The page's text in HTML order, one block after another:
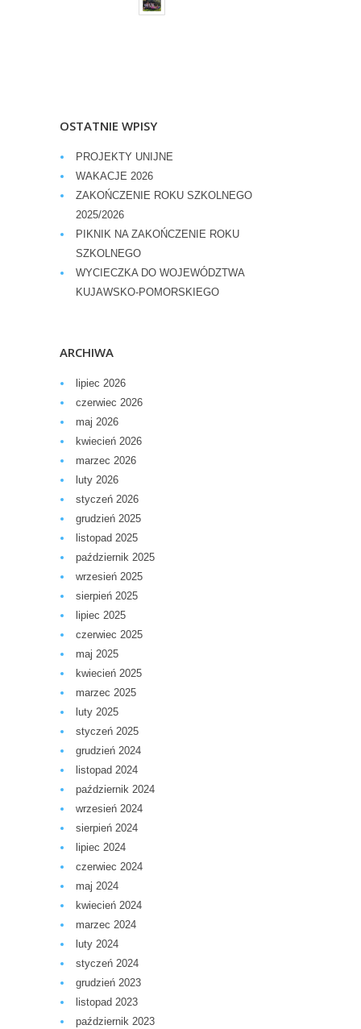
OSTATNIE WPISY
PROJEKTY UNIJNE
WAKACJE 2026
ZAKOŃCZENIE ROKU SZKOLNEGO
2025/2026
PIKNIK NA ZAKOŃCZENIE ROKU
SZKOLNEGO
WYCIECZKA DO WOJEWÓDZTWA
KUJAWSKO-POMORSKIEGO
ARCHIWA
lipiec 2026
czerwiec 2026
maj 2026
kwiecień 2026
marzec 2026
luty 2026
styczeń 2026
grudzień 2025
listopad 2025
październik 2025
wrzesień 2025
sierpień 2025
lipiec 2025
czerwiec 2025
maj 2025
kwiecień 2025
marzec 2025
luty 2025
styczeń 2025
grudzień 2024
listopad 2024
październik 2024
wrzesień 2024
sierpień 2024
lipiec 2024
czerwiec 2024
maj 2024
kwiecień 2024
marzec 2024
luty 2024
styczeń 2024
grudzień 2023
listopad 2023
październik 2023